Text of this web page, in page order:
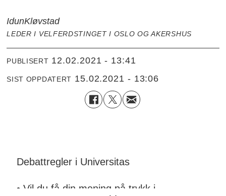
IdunKløvstad
LEDER I VELFERDSTINGET I OSLO OG AKERSHUS
PUBLISERT 12.02.2021 - 13:41
SIST OPPDATERT 15.02.2021 - 13:06
Debattregler i Universitas
• Vil du få din mening på trykk i